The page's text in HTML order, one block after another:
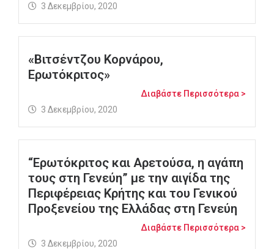
3 Δεκεμβρίου, 2020
«Βιτσέντζου Κορνάρου,
Ερωτόκριτος»
Διαβάστε Περισσότερα >
3 Δεκεμβρίου, 2020
“Ερωτόκριτος και Αρετούσα, η αγάπη
τους στη Γενεύη” με την αιγίδα της
Περιφέρειας Κρήτης και του Γενικού
Προξενείου της Ελλάδας στη Γενεύη
Διαβάστε Περισσότερα >
3 Δεκεμβρίου, 2020